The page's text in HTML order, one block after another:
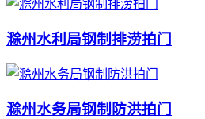
滁州水利局钢制排涝拍门
滁州水务局钢制防洪拍门